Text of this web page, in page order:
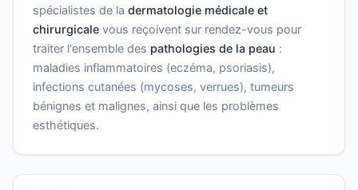
spécialistes de la dermatologie médicale et
chirurgicale vous reçoivent sur rendez-vous pour
traiter l'ensemble des pathologies de la peau :
maladies inflammatoires (eczéma, psoriasis),
infections cutanées (mycoses, verrues), tumeurs
bénignes et malignes, ainsi que les problèmes
esthétiques.